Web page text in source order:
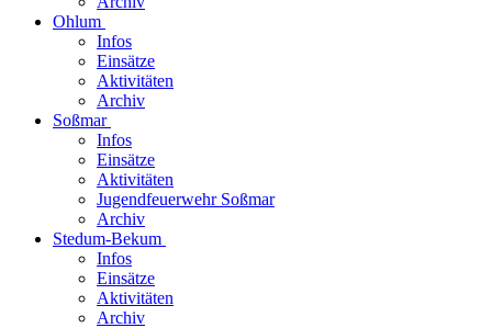
Ohlum
Infos
Einsätze
Aktivitäten
Archiv
Soßmar
Infos
Einsätze
Aktivitäten
Jugendfeuerwehr Soßmar
Archiv
Stedum-Bekum
Infos
Einsätze
Aktivitäten
Archiv